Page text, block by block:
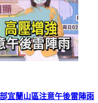
宜蘭山區注意午後雷陣雨